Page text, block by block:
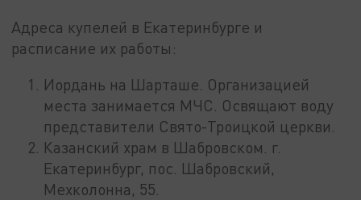
Адреса купелей в Екатеринбурге и
расписание их работы:
Иордань на Шарташе. Организацией
места занимается МЧС. Освящают воду
представители Свято-Троицкой церкви.
Казанский храм в Шабровском. г.
Екатеринбург, пос. Шабровский,
Мехколонна, 55.